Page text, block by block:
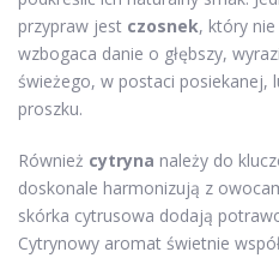
przypraw jest czosnek, który
wzbogaca danie o głębszy,
świeżego, w postaci posiekanej,
proszku.
Również cytryna należy do
doskonale harmonizują z
skórka cytrusowa dodają
Cytrynowy aromat świetnie